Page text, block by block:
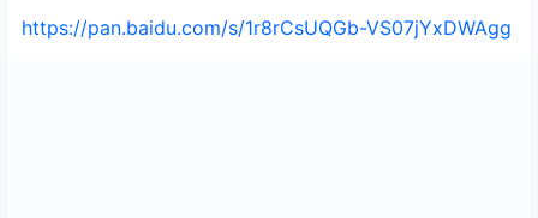
https://pan.baidu.com/s/1r8rCsUQGb-VS07jYxDWAgg